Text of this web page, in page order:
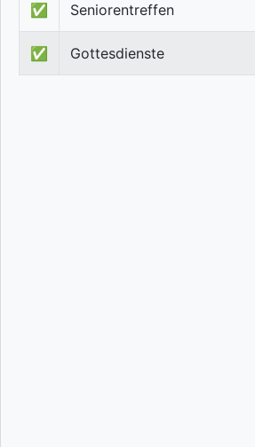
✅ Seniorentreffen
✅ Gottesdienste